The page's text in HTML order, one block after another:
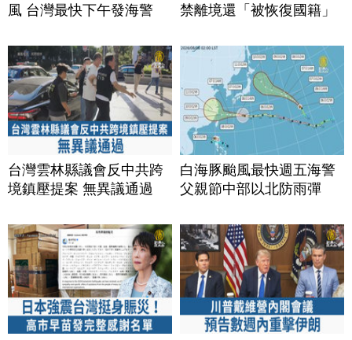
風 台灣最快下午發海警
禁離境還「被恢復國籍」
台灣雲林縣議會反中共跨
境鎮壓提案 無異議通過
白海豚颱風最快週五海警
父親節中部以北防雨彈